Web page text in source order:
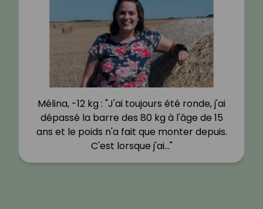
Mélina, -12 kg : "J'ai toujours été ronde, j'ai
dépassé la barre des 80 kg à l'âge de 15
ans et le poids n'a fait que monter depuis.
C'est lorsque j'ai…"